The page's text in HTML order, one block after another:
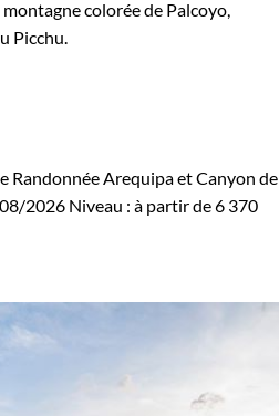
colorée de Palcoyo,
Picchu.
Randonnée Arequipa et Canyon de
2026 Niveau : à partir de6 370